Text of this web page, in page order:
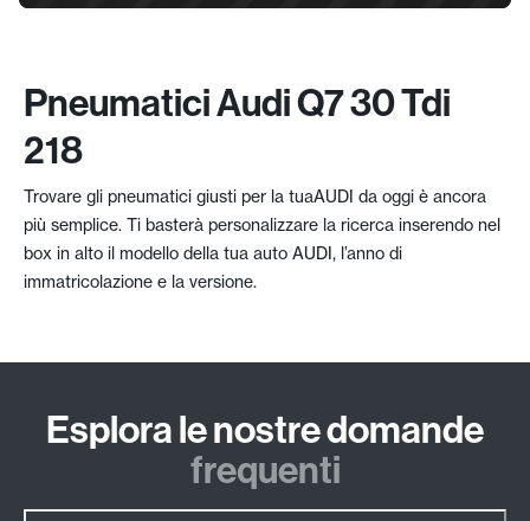
Pneumatici Audi Q7 30 Tdi
218
Trovare gli pneumatici giusti per la tuaAUDI da oggi è ancora
più semplice. Ti basterà personalizzare la ricerca inserendo nel
box in alto il modello della tua auto AUDI, l’anno di
immatricolazione e la versione.
Esplora le nostre domande
frequenti